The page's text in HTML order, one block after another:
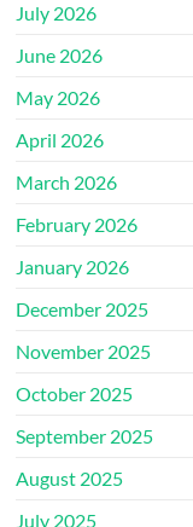
July 2026
June 2026
May 2026
April 2026
March 2026
February 2026
January 2026
December 2025
November 2025
October 2025
September 2025
August 2025
July 2025